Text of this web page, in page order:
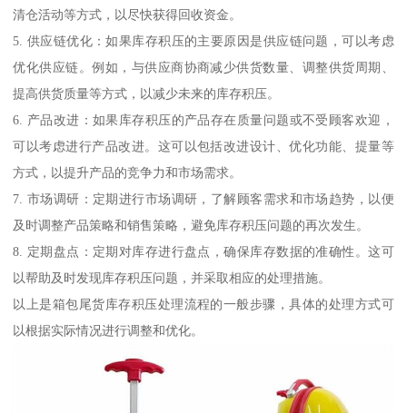
清仓活动等方式，以尽快获得回收资金。
5. 供应链优化：如果库存积压的主要原因是供应链问题，可以考虑
优化供应链。例如，与供应商协商减少供货数量、调整供货周期、
提高供货质量等方式，以减少未来的库存积压。
6. 产品改进：如果库存积压的产品存在质量问题或不受顾客欢迎，
可以考虑进行产品改进。这可以包括改进设计、优化功能、提量等
方式，以提升产品的竞争力和市场需求。
7. 市场调研：定期进行市场调研，了解顾客需求和市场趋势，以便
及时调整产品策略和销售策略，避免库存积压问题的再次发生。
8. 定期盘点：定期对库存进行盘点，确保库存数据的准确性。这可
以帮助及时发现库存积压问题，并采取相应的处理措施。
以上是箱包尾货库存积压处理流程的一般步骤，具体的处理方式可
以根据实际情况进行调整和优化。